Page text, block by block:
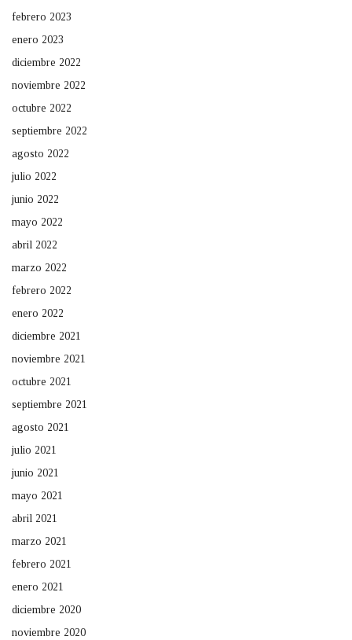
febrero 2023
enero 2023
diciembre 2022
noviembre 2022
octubre 2022
septiembre 2022
agosto 2022
julio 2022
junio 2022
mayo 2022
abril 2022
marzo 2022
febrero 2022
enero 2022
diciembre 2021
noviembre 2021
octubre 2021
septiembre 2021
agosto 2021
julio 2021
junio 2021
mayo 2021
abril 2021
marzo 2021
febrero 2021
enero 2021
diciembre 2020
noviembre 2020